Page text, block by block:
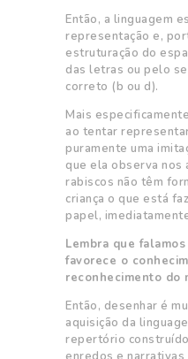
Então, a linguagem
representação e,
estruturação do
das letras ou pelo
correto (b ou d).
Mais
ao tentar
puramente uma
que ela observa nos
rabiscos não têm
criança o que está
papel,
Lembra que
favorece o
reconhecimento do
Então, desenhar é
aquisição da
repertório